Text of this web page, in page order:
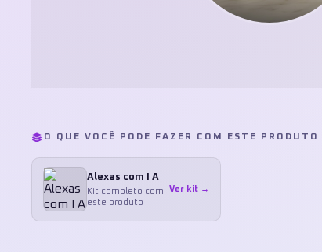
O QUE VOCÊ PODE FAZER COM ESTE PRODUTO
Alexas com I A
Kit completo com
este produto
Ver kit →